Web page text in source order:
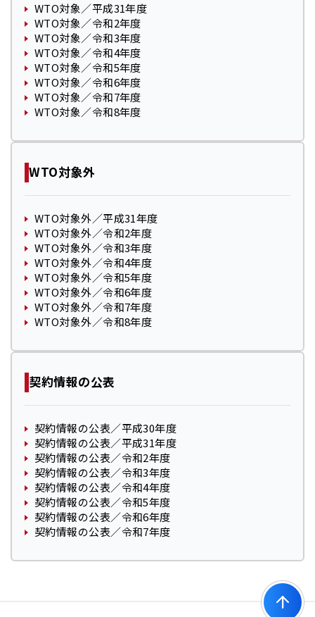
WTO対象／平成31年度
WTO対象／令和2年度
WTO対象／令和3年度
WTO対象／令和4年度
WTO対象／令和5年度
WTO対象／令和6年度
WTO対象／令和7年度
WTO対象／令和8年度
WTO対象外
WTO対象外／平成31年度
WTO対象外／令和2年度
WTO対象外／令和3年度
WTO対象外／令和4年度
WTO対象外／令和5年度
WTO対象外／令和6年度
WTO対象外／令和7年度
WTO対象外／令和8年度
契約情報の公表
契約情報の公表／平成30年度
契約情報の公表／平成31年度
契約情報の公表／令和2年度
契約情報の公表／令和3年度
契約情報の公表／令和4年度
契約情報の公表／令和5年度
契約情報の公表／令和6年度
契約情報の公表／令和7年度